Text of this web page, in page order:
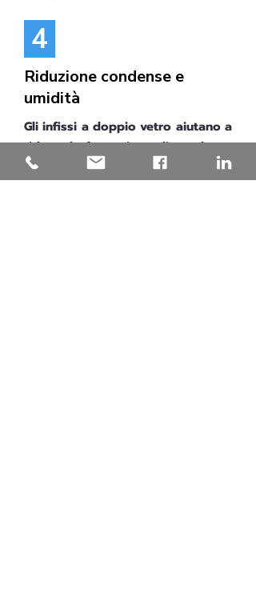
4
Riduzione condense e
umidità
Gli infissi a doppio vetro aiutano a
ridurre la formazione di condensa
sulla superficie interna delle